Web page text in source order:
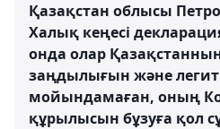
Қазақстан облысы
Халық кеңесі
онда олар
заңдылығын және
мойындамаған, оның
құрылысын бұзуға қол